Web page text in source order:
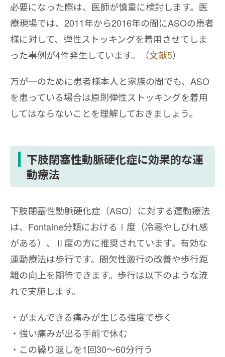
必要になった際は、医師が慎重に検討します。医
療現場では、2011年から2016年の間にASOの患者
様に対して、弾性ストッキングを着用させてしま
った事例が4件発生しています。（文献5）
万が一のために患者様本人と家族の間でも、ASO
を患っている場合は原則弾性ストッキングを着用
してはならないことを理解しておきましょう。
下肢閉塞性動脈硬化症に効果的な運
動療法
下肢閉塞性動脈硬化症（ASO）に対する運動療法
は、Fontaine分類におけるⅠ度（冷寒やしびれ感
がある）、Ⅱ度の方に推奨されています。有効な
運動療法は歩行です。間欠性跛行の改善や歩行距
離の向上を期待できます。歩行は以下のような流
れで実施します。
がまんできる痛みが生じる強度で歩く
強い痛みが出る手前で休む
この繰り返しを1回30〜60分行う